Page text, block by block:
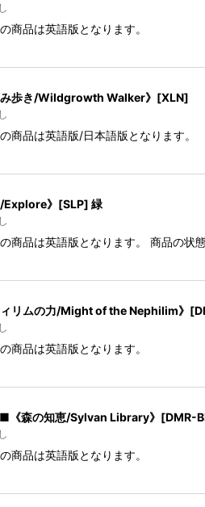
商品は英語版となります。
み歩き/Wildgrowth Walker》[XLN]
商品は英語版/日本語版となります。
/Explore》[SLP] 緑
商品は英語版となります。 商品の状
ィリムの力/Might of the Nephilim》
商品は英語版となります。
《森の知恵/Sylvan Library》[DMR-
商品は英語版となります。